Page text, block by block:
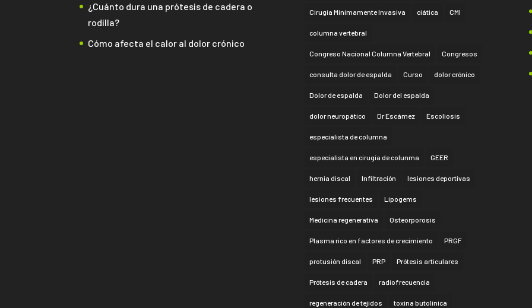
¿Cuánto dura una prótesis de cadera o
rodilla?
Cómo afecta el calor al dolor crónico
Cirugía Mínimamente Invasiva ciática CMI
columna vertebral
Congreso Nacional Columna Vertebral Congresos
consulta dolor de espalda Curso dolor crónico
Dolor de espalda Dolor del espalda
dolor neuropático Dr Escámez Escoliosis
especialista de columna
especialista en cirugía de colunma GEER
hernia discal Infiltración lesiones deportivas
lesiones frecuentes Lipogems
Medicina regenerativa Osteorporosis
Plasma rico en factores de crecimiento PRGF
protusión discal PRP Prótesis articulares
Prótesis de cadera radiofrecuencia
regeneración de tejidos toxina butolínica